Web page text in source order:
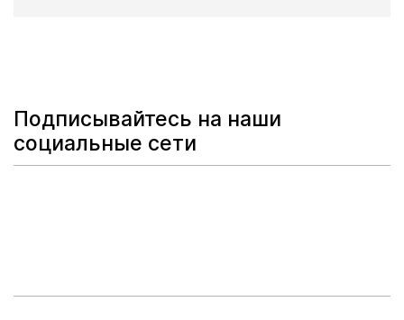
Подписывайтесь на наши
социальные сети